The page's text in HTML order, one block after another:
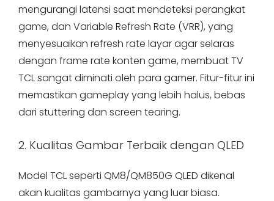
mengurangi latensi saat mendeteksi perangkat
game, dan Variable Refresh Rate (VRR), yang
menyesuaikan refresh rate layar agar selaras
dengan frame rate konten game, membuat TV
TCL sangat diminati oleh para gamer. Fitur-fitur ini
memastikan gameplay yang lebih halus, bebas
dari stuttering dan screen tearing.
2. Kualitas Gambar Terbaik dengan QLED
Model TCL seperti QM8/QM850G QLED dikenal
akan kualitas gambarnya yang luar biasa.